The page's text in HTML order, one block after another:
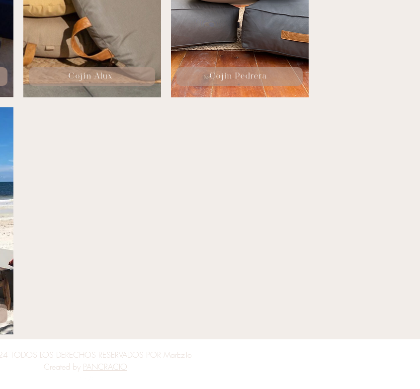
Cojín Alux Cojín Pedrera
TODOS LOS DERECHOS RESERVADOS POR MarEzTo
Created by PANCRACIO